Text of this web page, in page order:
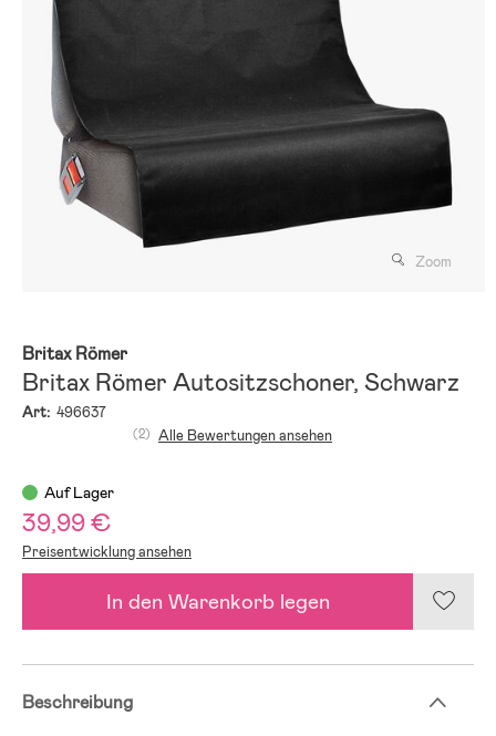
Zoom
Britax Römer
Britax Römer Autositzschoner, Schwarz
Art: 496637
(2) Alle Bewertungen ansehen
Auf Lager
39,99 €
Preisentwicklung ansehen
In den Warenkorb legen
Beschreibung